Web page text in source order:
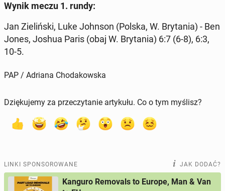
Wynik meczu 1. rundy:
Jan Zie­liń­ski, Luke Johnson (Polska, W. Bry­ta­nia) - Ben
Jones, Joshua Paris (obaj W. Bry­ta­nia) 6:7 (6-8), 6:3,
10-5.
PAP / Adriana Chodakowska
Dziękujemy za przeczytanie artykułu. Co o tym myślisz?
LINKI SPONSOROWANE JAK DODAĆ?
Kanguro Removals to Europe, Man & Van